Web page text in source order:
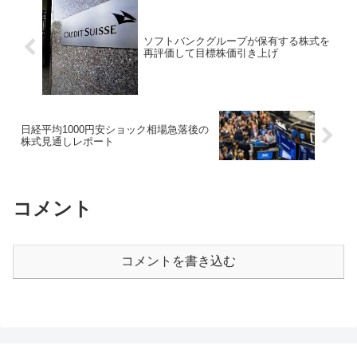
ソフトバンクグループが保有する株式を
再評価して目標株価引き上げ
日経平均1000円安ショック相場急落後の
株式見通しレポート
コメント
コメントを書き込む